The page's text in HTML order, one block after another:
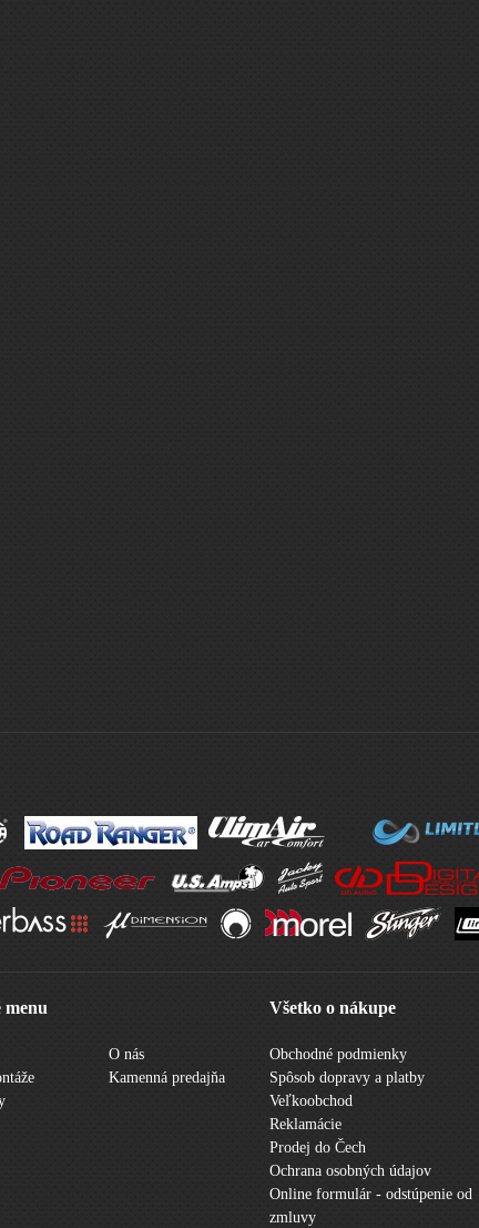
menu
O nás
Kamenná predajňa
Všetko o nákupe
Obchodné podmienky
Spôsob dopravy a platby
Veľkoobchod
Reklamácie
Prodej do Čech
Ochrana osobných údajov
Online formulár - odstúpenie od
zmluvy